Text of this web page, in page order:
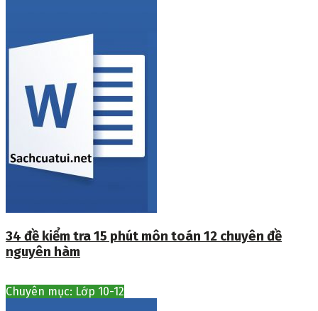
34 đề kiểm tra 15 phút môn toán 12 chuyên đề
nguyên hàm
Chuyên mục: Lớp 10-12